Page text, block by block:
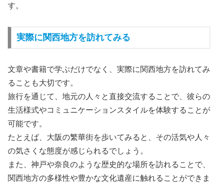
す。
実際に関西地方を訪れてみる
文章や書籍で学ぶだけでなく、実際に関西地方を訪れてみ
ることも大切です。
旅行を通じて、地元の人々と直接交流することで、彼らの
生活様式やコミュニケーションスタイルを体験することが
可能です。
たとえば、大阪の繁華街を歩いてみると、その活気や人々
の気さくな態度が感じられるでしょう。
また、神戸や奈良のような歴史的な場所を訪れることで、
関西地方の多様性や豊かな文化遺産に触れることができま